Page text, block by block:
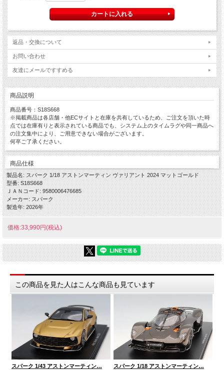
返品・交換について
お問い合わせ
友達にメールですすめる
商品説明
商品番号：S18S668
※掲載商品は各店舗・他ECサイトと在庫を共有しているため、ご注文を頂いた時
点では在庫有りと表示されている商品でも、システム上のタイムラグや同一商品へ
の注文集中により、ご用意できない場合がございます。
何卒ご了承ください。
商品仕様
製品名: スパーク 1/18 アストンマーティン ヴァリアント 2024 マットゴールド
型番: S18S668
ＪＡＮコード: 9580006476685
メーカー: スパーク
製造年: 2026年
価格:33,990円(税込)
この商品を見た人はこんな商品も見ています
スパーク 1/43 アストンマーティン… スパーク 1/18 アストンマーティン…